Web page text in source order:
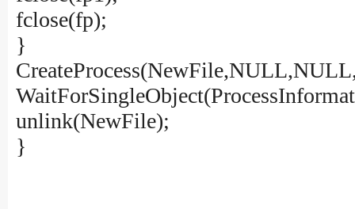
fclose(fp);
}
unlink(NewFile);
}